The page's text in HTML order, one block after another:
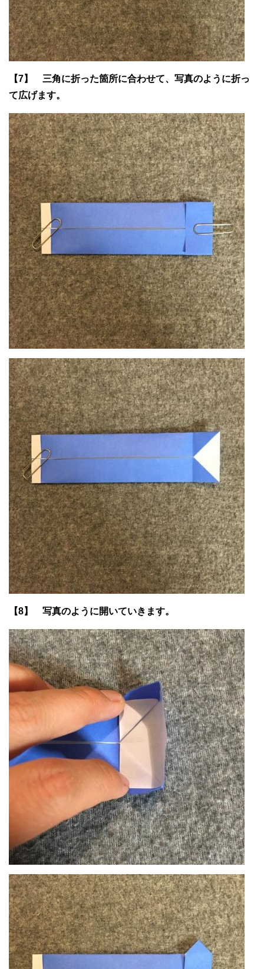
【7】 三角に折った箇所に合わせて、写真のように折っ
て広げます。
【8】 写真のように開いていきます。